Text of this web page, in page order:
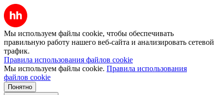
Мы используем файлы cookie, чтобы обеспечивать
правильную работу нашего веб-сайта и анализировать сетевой
трафик.
Правила использования файлов cookie
Мы используем файлы cookie. Правила использования
файлов cookie
Понятно